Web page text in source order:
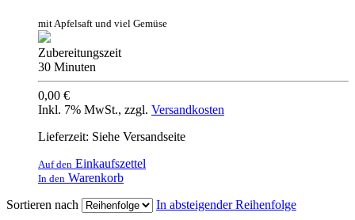
mit Apfelsaft und viel Gemüse
Zubereitungszeit
30 Minuten
0,00 €
Inkl. 7% MwSt., zzgl. Versandkosten
Lieferzeit: Siehe Versandseite
Auf den Einkaufszettel
In den Warenkorb
Sortieren nach
In absteigender Reihenfolge